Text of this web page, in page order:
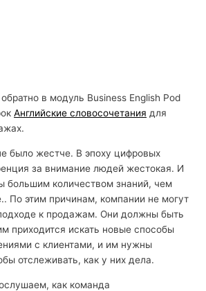
в модуль Business English Pod
Английские словосочетания для
было жестче. В эпоху цифровых
за внимание людей жестокая. И
большим количеством знаний, чем
По этим причинам, компании не могут
к продажам. Они должны быть
приходится искать новые способы
с клиентами, и им нужны
отслеживать, как у них дела.
как команда